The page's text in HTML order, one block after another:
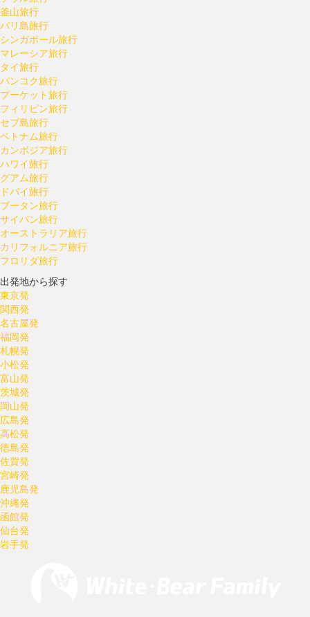
釜山旅行
バリ島旅行
シンガポール旅行
マレーシア旅行
タイ旅行
バンコク旅行
プーケット旅行
フィリピン旅行
セブ島旅行
ベトナム旅行
カンボジア旅行
ハワイ旅行
グアム旅行
ドバイ旅行
ブータン旅行
サイパン旅行
オーストラリア旅行
カリフォルニア旅行
フロリダ旅行
出発地から探す
東京発
関西発
名古屋発
福岡発
札幌発
小松発
富山発
茨城発
岡山発
広島発
高松発
徳島発
佐賀発
宮崎発
鹿児島発
沖縄発
函館発
仙台発
岩手発